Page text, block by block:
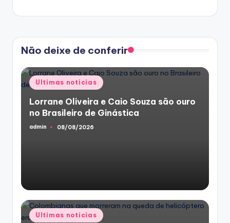
Não deixe de conferir
Posted
in
Ultimas noticias
Lorrane Oliveira e Caio Souza são ouro
no Brasileiro de Ginástica
Posted
admin 08/08/2026
Posted
Ultimas noticias